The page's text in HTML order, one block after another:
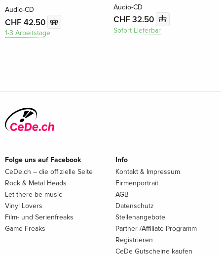
Audio-CD
CHF 42.50
1-3 Arbeitstage
Audio-CD
CHF 32.50
Sofort Lieferbar
Folge uns auf Facebook
CeDe.ch – die offizielle Seite
Rock & Metal Heads
Let there be music
Vinyl Lovers
Film- und Serienfreaks
Game Freaks
Info
Kontakt & Impressum
Firmenportrait
AGB
Datenschutz
Stellenangebote
Partner-/Affiliate-Programm
Registrieren
CeDe Gutscheine kaufen